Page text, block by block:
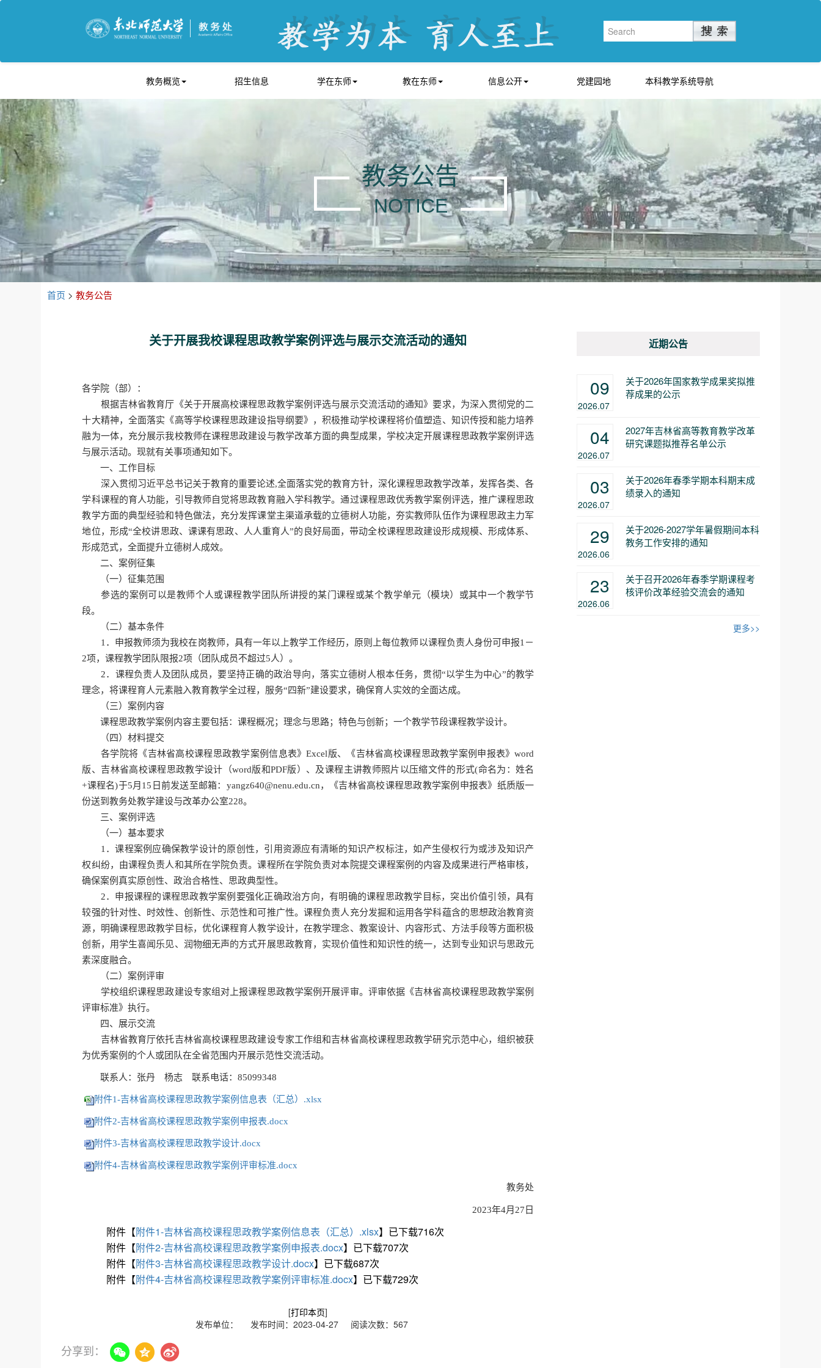
教务概览 招生信息 学在东师 教在东师 信息公开 党建园地 本科教学系统导航
教务公告
NOTICE
首页 > 教务公告
关于开展我校课程思政教学案例评选与展示交流活动的通知
各学院（部）：
根据吉林省教育厅《关于开展高校课程思政教学案例评选与展示交流活动的通知》要求，为深入贯彻党的二
十大精神，全面落实《高等学校课程思政建设指导纲要》，积极推动学校课程将价值塑造、知识传授和能力培养
融为一体，充分展示我校教师在课程思政建设与教学改革方面的典型成果，学校决定开展课程思政教学案例评选
与展示活动。现就有关事项通知如下。
一、工作目标
深入贯彻习近平总书记关于教育的重要论述,全面落实党的教育方针，深化课程思政教学改革，发挥各类、各
学科课程的育人功能，引导教师自觉将思政教育融入学科教学。通过课程思政优秀教学案例评选，推广课程思政
教学方面的典型经验和特色做法，充分发挥课堂主渠道承载的立德树人功能，夯实教师队伍作为课程思政主力军
地位，形成“全校讲思政、课课有思政、人人重育人”的良好局面，带动全校课程思政建设形成规模、形成体系、
形成范式，全面提升立德树人成效。
二、案例征集
（一）征集范围
参选的案例可以是教师个人或课程教学团队所讲授的某门课程或某个教学单元（模块）或其中一个教学节
段。
（二）基本条件
1．申报教师须为我校在岗教师，具有一年以上教学工作经历，原则上每位教师以课程负责人身份可申报1－
2项，课程教学团队限报2项（团队成员不超过5人）。
2．课程负责人及团队成员，要坚持正确的政治导向，落实立德树人根本任务，贯彻“以学生为中心”的教学
理念，将课程育人元素融入教育教学全过程，服务“四新”建设要求，确保育人实效的全面达成。
（三）案例内容
课程思政教学案例内容主要包括：课程概况；理念与思路；特色与创新；一个教学节段课程教学设计。
（四）材料提交
各学院将《吉林省高校课程思政教学案例信息表》Excel版、《吉林省高校课程思政教学案例申报表》word
版、吉林省高校课程思政教学设计（word版和PDF版）、及课程主讲教师照片以压缩文件的形式(命名为：姓名
+课程名)于5月15日前发送至邮箱：yangz640@nenu.edu.cn，《吉林省高校课程思政教学案例申报表》纸质版一
份送到教务处教学建设与改革办公室228。
三、案例评选
（一）基本要求
1．课程案例应确保教学设计的原创性，引用资源应有清晰的知识产权标注，如产生侵权行为或涉及知识产
权纠纷，由课程负责人和其所在学院负责。课程所在学院负责对本院提交课程案例的内容及成果进行严格审核，
确保案例真实原创性、政治合格性、思政典型性。
2．申报课程的课程思政教学案例要强化正确政治方向，有明确的课程思政教学目标，突出价值引领，具有
较强的针对性、时效性、创新性、示范性和可推广性。课程负责人充分发掘和运用各学科蕴含的思想政治教育资
源，明确课程思政教学目标，优化课程育人教学设计，在教学理念、教案设计、内容形式、方法手段等方面积极
创新，用学生喜闻乐见、润物细无声的方式开展思政教育，实现价值性和知识性的统一，达到专业知识与思政元
素深度融合。
（二）案例评审
学校组织课程思政建设专家组对上报课程思政教学案例开展评审。评审依据《吉林省高校课程思政教学案例
评审标准》执行。
四、展示交流
吉林省教育厅依托吉林省高校课程思政建设专家工作组和吉林省高校课程思政教学研究示范中心，组织被获
为优秀案例的个人或团队在全省范围内开展示范性交流活动。
联系人：张丹 杨志 联系电话：85099348
附件1-吉林省高校课程思政教学案例信息表（汇总）.xlsx
附件2-吉林省高校课程思政教学案例申报表.docx
附件3-吉林省高校课程思政教学设计.docx
附件4-吉林省高校课程思政教学案例评审标准.docx
教务处
2023年4月27日
附件【附件1-吉林省高校课程思政教学案例信息表（汇总）.xlsx】已下载716次
附件【附件2-吉林省高校课程思政教学案例申报表.docx】已下载707次
附件【附件3-吉林省高校课程思政教学设计.docx】已下载687次
附件【附件4-吉林省高校课程思政教学案例评审标准.docx】已下载729次
[打印本页]
发布单位： 发布时间：2023-04-27 阅读次数：567
分享到：
近期公告
09
2026.07
关于2026年国家教学成果奖拟推
荐成果的公示
04
2026.07
2027年吉林省高等教育教学改革
研究课题拟推荐名单公示
03
2026.07
关于2026年春季学期本科期末成
绩录入的通知
29
2026.06
关于2026-2027学年暑假期间本科
教务工作安排的通知
23
2026.06
关于召开2026年春季学期课程考
核评价改革经验交流会的通知
更多>>